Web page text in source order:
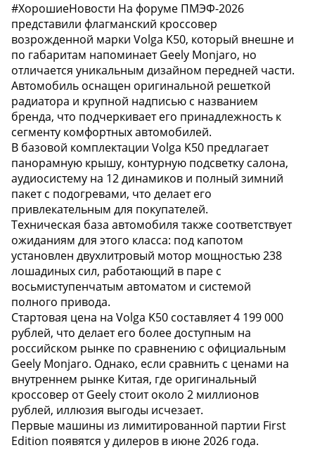
#ХорошиеНовости На форуме ПМЭФ-2026
представили флагманский кроссовер
возрожденной марки Volga K50, который внешне и
по габаритам напоминает Geely Monjaro, но
отличается уникальным дизайном передней части.
Автомобиль оснащен оригинальной решеткой
радиатора и крупной надписью с названием
бренда, что подчеркивает его принадлежность к
сегменту комфортных автомобилей.
В базовой комплектации Volga K50 предлагает
панорамную крышу, контурную подсветку салона,
аудиосистему на 12 динамиков и полный зимний
пакет с подогревами, что делает его
привлекательным для покупателей.
Техническая база автомобиля также соответствует
ожиданиям для этого класса: под капотом
установлен двухлитровый мотор мощностью 238
лошадиных сил, работающий в паре с
восьмиступенчатым автоматом и системой
полного привода.
Стартовая цена на Volga K50 составляет 4 199 000
рублей, что делает его более доступным на
российском рынке по сравнению с официальным
Geely Monjaro. Однако, если сравнить с ценами на
внутреннем рынке Китая, где оригинальный
кроссовер от Geely стоит около 2 миллионов
рублей, иллюзия выгоды исчезает.
Первые машины из лимитированной партии First
Edition появятся у дилеров в июне 2026 года.